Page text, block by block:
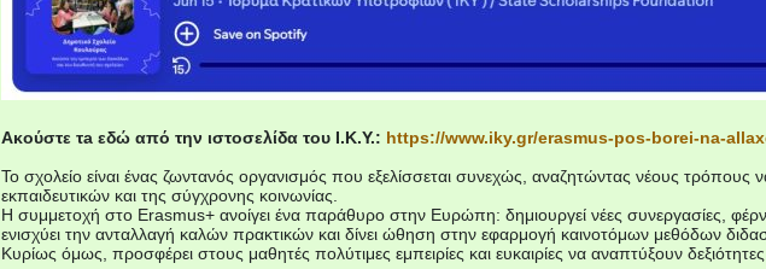
Ακούστε τa εδώ από την ιστοσελίδα του Ι.Κ.Υ.: https://www.iky.gr/erasmus-pos-borei-na-
Το σχολείο είναι ένας ζωντανός οργανισμός που εξελίσσεται συνεχώς, αναζητώντας νέους
εκπαιδευτικών και της σύγχρονης κοινωνίας.
Η συμμετοχή στο Erasmus+ ανοίγει ένα παράθυρο στην Ευρώπη: δημιουργεί νέες συνεργασίες,
ενισχύει την ανταλλαγή καλών πρακτικών και δίνει ώθηση στην εφαρμογή καινοτόμων μεθόδων
Κυρίως όμως, προσφέρει στους μαθητές πολύτιμες εμπειρίες και ευκαιρίες να αναπτύξουν